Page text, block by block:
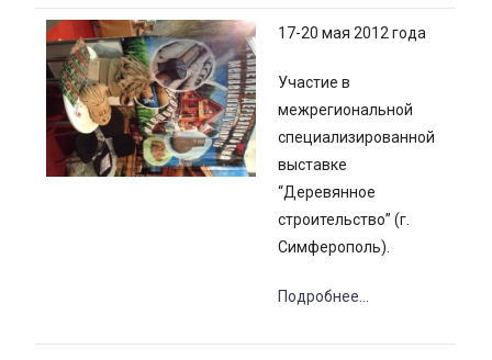
17-20 мая 2012 года
Участие в
межрегиональной
специализированной
выставке
“Деревянное
строительство” (г.
Симферополь).
Подробнее…